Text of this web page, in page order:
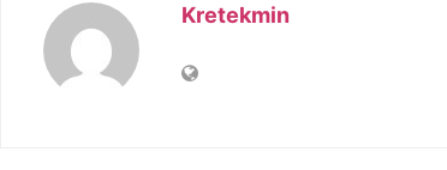
Kretekmin